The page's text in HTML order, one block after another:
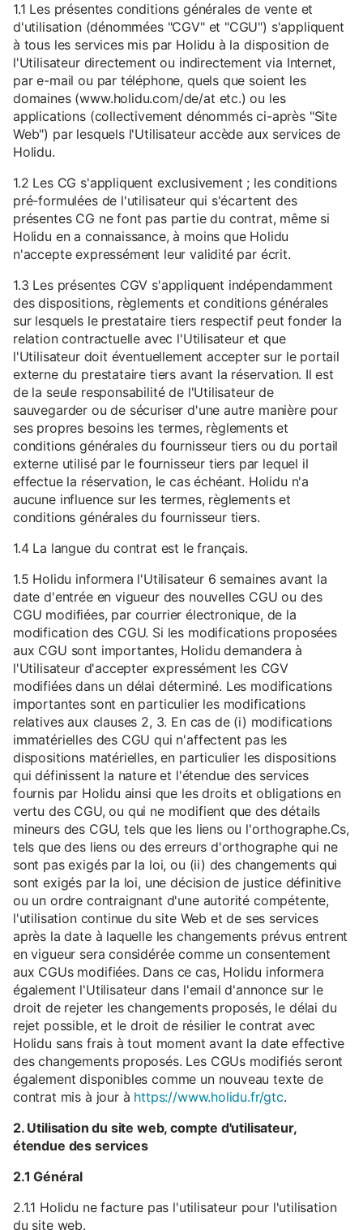
1.1 Les présentes conditions générales de vente et
d'utilisation (dénommées "CGV" et "CGU") s'appliquent
à tous les services mis par Holidu à la disposition de
l'Utilisateur directement ou indirectement via Internet,
par e-mail ou par téléphone, quels que soient les
domaines (www.holidu.com/de/at etc.) ou les
applications (collectivement dénommés ci-après "Site
Web") par lesquels l'Utilisateur accède aux services de
Holidu.
1.2 Les CG s'appliquent exclusivement ; les conditions
pré-formulées de l'utilisateur qui s'écartent des
présentes CG ne font pas partie du contrat, même si
Holidu en a connaissance, à moins que Holidu
n'accepte expressément leur validité par écrit.
1.3 Les présentes CGV s'appliquent indépendamment
des dispositions, règlements et conditions générales
sur lesquels le prestataire tiers respectif peut fonder la
relation contractuelle avec l'Utilisateur et que
l'Utilisateur doit éventuellement accepter sur le portail
externe du prestataire tiers avant la réservation. Il est
de la seule responsabilité de l'Utilisateur de
sauvegarder ou de sécuriser d'une autre manière pour
ses propres besoins les termes, règlements et
conditions générales du fournisseur tiers ou du portail
externe utilisé par le fournisseur tiers par lequel il
effectue la réservation, le cas échéant. Holidu n'a
aucune influence sur les termes, règlements et
conditions générales du fournisseur tiers.
1.4 La langue du contrat est le français.
1.5 Holidu informera l'Utilisateur 6 semaines avant la
date d'entrée en vigueur des nouvelles CGU ou des
CGU modifiées, par courrier électronique, de la
modification des CGU. Si les modifications proposées
aux CGU sont importantes, Holidu demandera à
l'Utilisateur d'accepter expressément les CGV
modifiées dans un délai déterminé. Les modifications
importantes sont en particulier les modifications
relatives aux clauses 2, 3. En cas de (i) modifications
immatérielles des CGU qui n'affectent pas les
dispositions matérielles, en particulier les dispositions
qui définissent la nature et l'étendue des services
fournis par Holidu ainsi que les droits et obligations en
vertu des CGU, ou qui ne modifient que des détails
mineurs des CGU, tels que les liens ou l'orthographe.Cs,
tels que des liens ou des erreurs d'orthographe qui ne
sont pas exigés par la loi, ou (ii) des changements qui
sont exigés par la loi, une décision de justice définitive
ou un ordre contraignant d'une autorité compétente,
l'utilisation continue du site Web et de ses services
après la date à laquelle les changements prévus entrent
en vigueur sera considérée comme un consentement
aux CGUs modifiées. Dans ce cas, Holidu informera
également l'Utilisateur dans l'email d'annonce sur le
droit de rejeter les changements proposés, le délai du
rejet possible, et le droit de résilier le contrat avec
Holidu sans frais à tout moment avant la date effective
des changements proposés. Les CGUs modifiés seront
également disponibles comme un nouveau texte de
contrat mis à jour à https://www.holidu.fr/gtc.
2. Utilisation du site web, compte d'utilisateur,
étendue des services
2.1 Général
2.1.1 Holidu ne facture pas l'utilisateur pour l'utilisation
du site web.